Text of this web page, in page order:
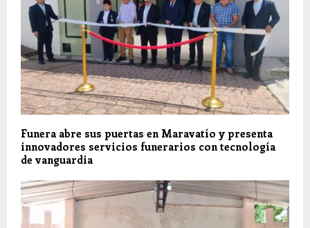
Funera abre sus puertas en Maravatío y presenta
innovadores servicios funerarios con tecnología
de vanguardia